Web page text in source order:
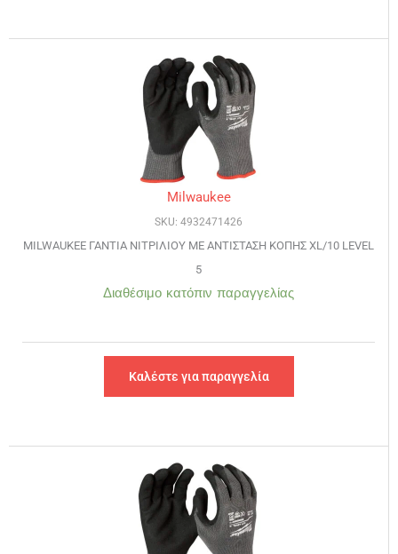
Milwaukee
SKU: 4932471426
MILWAUKEE ΓΑΝΤΙΑ ΝΙΤΡΙΛΙΟΥ ΜΕ ΑΝΤΙΣΤΑΣΗ ΚΟΠΗΣ XL/10 LEVEL
5
Διαθέσιμο κατόπιν παραγγελίας
Καλέστε για παραγγελία